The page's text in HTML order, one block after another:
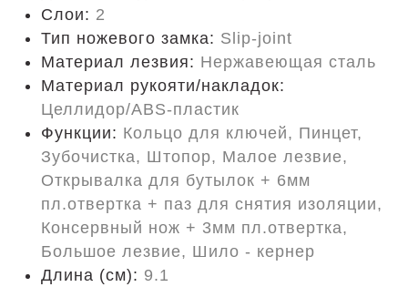
Слои: 2
Тип ножевого замка: Slip-joint
Материал лезвия: Нержавеющая сталь
Материал рукояти/накладок:
Целлидор/ABS-пластик
Функции: Кольцо для ключей, Пинцет,
Зубочистка, Штопор, Малое лезвие,
Открывалка для бутылок + 6мм
пл.отвертка + паз для снятия изоляции,
Консервный нож + 3мм пл.отвертка,
Большое лезвие, Шило - кернер
Длина (cм): 9.1